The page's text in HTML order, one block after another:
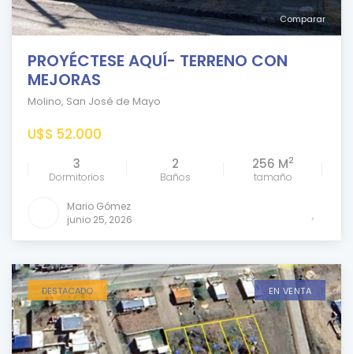
Comparar
PROYÉCTESE AQUÍ- TERRENO CON
MEJORAS
Molino, San José de Mayo
U$S 52.000
3
Dormitorios
2
Baños
256 M2
tamaño
Mario Gómez
junio 25, 2026
DESTACADO EN VENTA